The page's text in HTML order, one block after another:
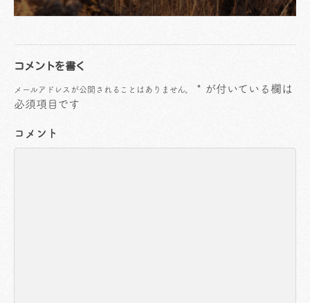
コメントを書く
メールアドレスが公開されることはありません。 * が付いている欄は
必須項目です
コメント